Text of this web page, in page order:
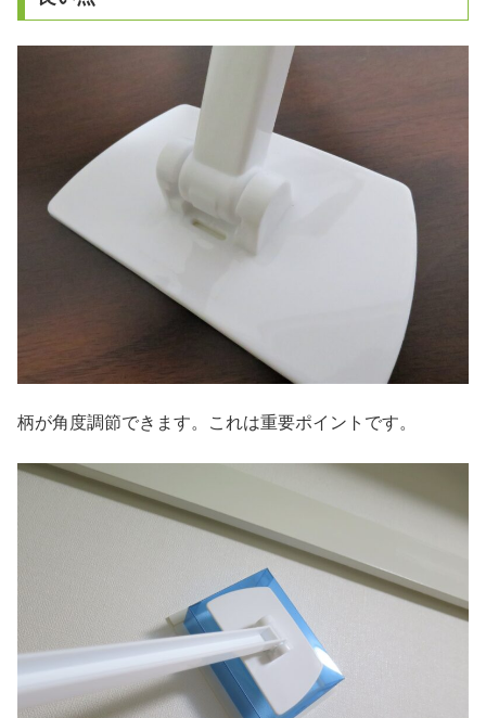
柄が角度調節できます。これは重要ポイントです。